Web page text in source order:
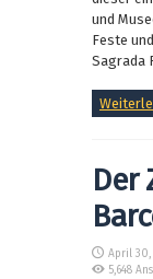
und
Feste
Sagrada
Der
April 30,
5,648